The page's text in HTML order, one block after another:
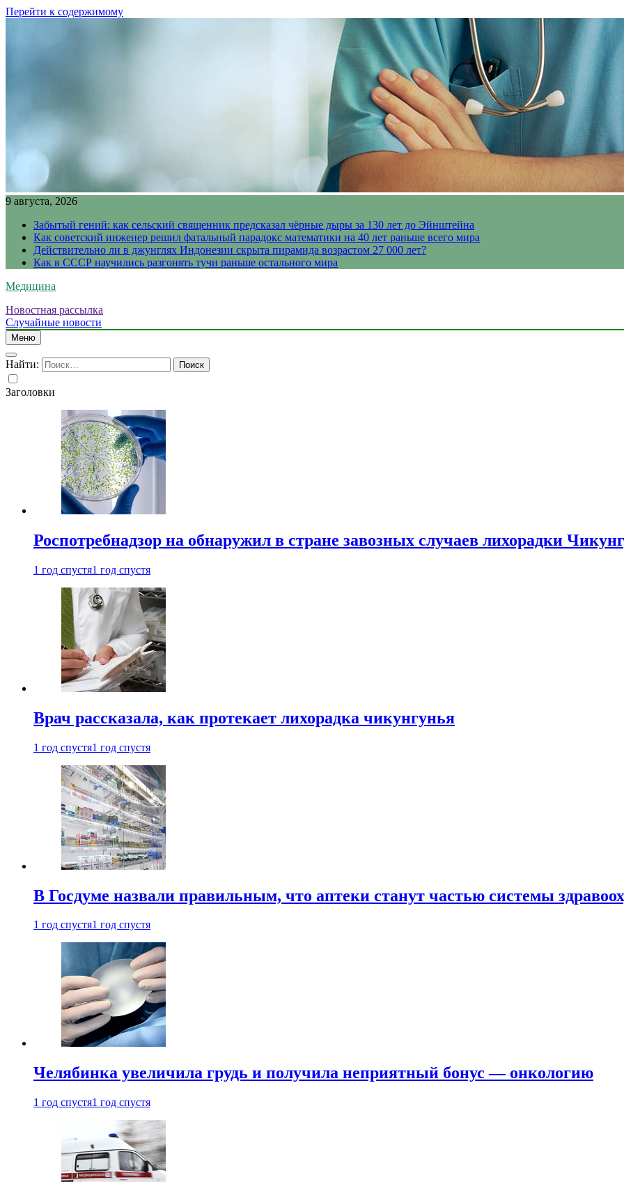
Перейти к содержимому
9 августа, 2026
Забытый гений: как сельский священник предсказал чёрные дыры за 130 лет до Эйнштейна
Как советский инженер решил фатальный парадокс математики на 40 лет раньше всего мира
Действительно ли в джунглях Индонезии скрыта пирамида возрастом 27 000 лет?
Как в СССР научились разгонять тучи раньше остального мира
Медицина
Новостная рассылка
Случайные новости
Меню
Найти:
Заголовки
Роспотребнадзор на обнаружил в стране завозных случаев лихорадки
1 год спустя1 год спустя
Врач рассказала, как протекает лихорадка чикунгунья
1 год спустя1 год спустя
В Госдуме назвали правильным, что аптеки станут частью системы
1 год спустя1 год спустя
Челябинка увеличила грудь и получила неприятный бонус — онкологию
1 год спустя1 год спустя